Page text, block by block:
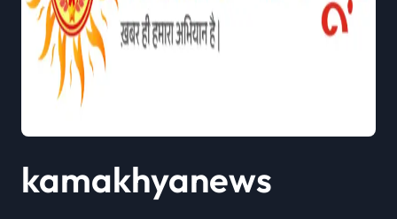
kamakhyanews